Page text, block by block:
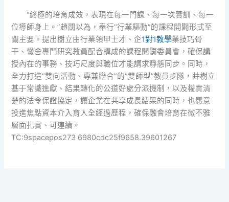
“終極的培育成效，表現在每一門課、每一次實訓、每一
位導師身上。”趙闊以為，奉行“行業驅動”的課程開闢形式至
關主要。提出樹立由行業領甲士才、企1對1教學業技巧骨
干、黌舍專門研究教員配合構成的課程開闢委員會，確保講
授內在的事務、技巧尺度與職位才能請求靜態同步。同時，
全力打造“雙向活動、專兼聯合”的“雙師型”教員步隊，并樹立
基于常識進獻、結果轉化的公道好處分派機制，以及權責清
楚的法令保證協定，讓企業在共享成長結果的同時，也愿意
投進焦點資本介入育人全經過歷程，確保融會培育在微不雅
層面扎實、可連續。
TC:9spacepos273 6980cdc25f9658.39601267